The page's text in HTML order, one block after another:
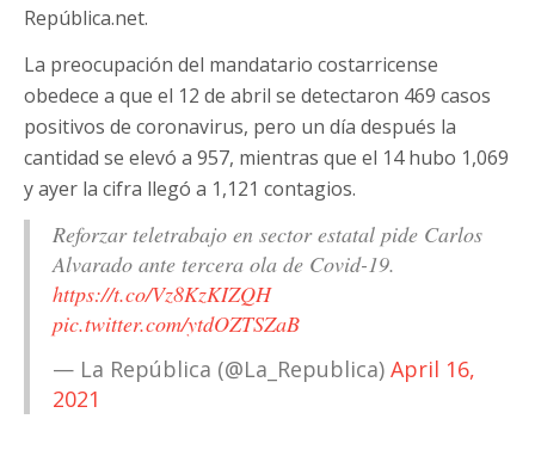
República.net.
La preocupación del mandatario costarricense
obedece a que el 12 de abril se detectaron 469 casos
positivos de coronavirus, pero un día después la
cantidad se elevó a 957, mientras que el 14 hubo 1,069
y ayer la cifra llegó a 1,121 contagios.
Reforzar teletrabajo en sector estatal pide Carlos
Alvarado ante tercera ola de Covid-19.
https://t.co/Vz8KzKIZQH
pic.twitter.com/ytdOZTSZaB
— La República (@La_Republica) April 16,
2021